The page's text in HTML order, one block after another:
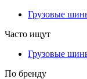
Грузовые
Часто ищут
Грузовые
По бренду